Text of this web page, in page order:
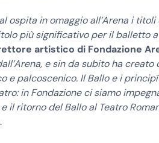
ospita in omaggio all’Arena i
più significativo per il balletto
artistico di Fondazione
e sin da subito ha
e palcoscenico. Il Ballo e i
in Fondazione ci siamo
il ritorno del Ballo al Teatro